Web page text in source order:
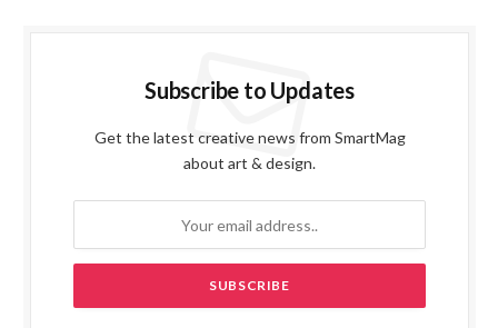
Subscribe to Updates
Get the latest creative news from SmartMag
about art & design.